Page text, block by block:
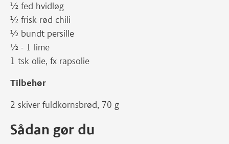
½ fed hvidløg
½ frisk rød chili
½ bundt persille
½ - 1 lime
1 tsk olie, fx rapsolie
Tilbehør
2 skiver fuldkornsbrød, 70 g
Sådan gør du